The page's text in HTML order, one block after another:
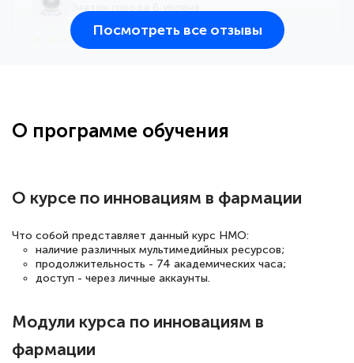
большое количество методических
Елена Кравченко
Знаток города 5 уровня
Выражаю благодарность за курс
повышения квалификации "Эксперт ЕГЭ по
Посмотреть все отзывы
О программе обучения
О курсе по инновациям в фармации
Что собой представляет данный курс НМО:
наличие различных мультимедийных ресурсов;
продолжительность - 74 академических часа;
доступ - через личные аккаунты.
Модули курса по инновациям в
фармации